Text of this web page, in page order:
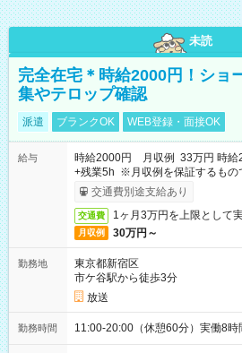
未読
完全在宅＊時給2000円！ショ
集やテロップ確認
派遣 ブランクOK WEB登録・面接OK
給与
時給2000円 月収例 33万円 時給
+残業5h ※月収例を保証するも
取りサービス利用可（利用条件有）
交通費別途支給あり
交通費 1ヶ月3万円を上限として
月収例 30万円～
勤務地
東京都新宿区
市ケ谷駅から徒歩3分
放送
勤務時間 11:00-20:00（休憩60分）実働8時